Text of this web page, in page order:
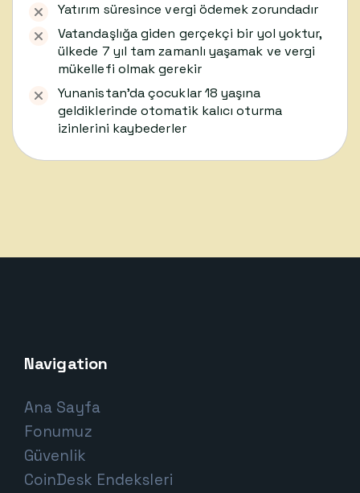
Yatırım süresince vergi ödemek zorundadır
Vatandaşlığa giden gerçekçi bir yol yoktur,
ülkede 7 yıl tam zamanlı yaşamak ve vergi
mükellefi olmak gerekir
Yunanistan’da çocuklar 18 yaşına
geldiklerinde otomatik kalıcı oturma
izinlerini kaybederler
Navigation
Ana Sayfa
Fonumuz
Güvenlik
CoinDesk Endeksleri